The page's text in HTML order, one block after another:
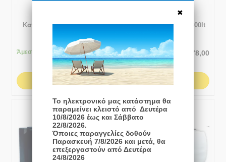
Κατακόρυφο Ψηλό 850lt
Άμεσα διαθέσιμο €255,00
ΑΓΟΡΆ
Βυτίο Κυλινδρικό
Κατακόρυφο Ψηλό 1800lt
Άμεσαδιαθέσιμο 478,00
ΑΓΟΡΆ
Το ηλεκτρονικό μας κατάστημα θα
παραμείνει κλειστό από Δευτέρα
10/8/2026 έως και Σάββατο
22/8/2026.
Όποιες παραγγελίες δοθούν
Παρασκευή 7/8/2026 και μετά, θα
επεξεργαστούν από Δευτέρα
24/8/2026